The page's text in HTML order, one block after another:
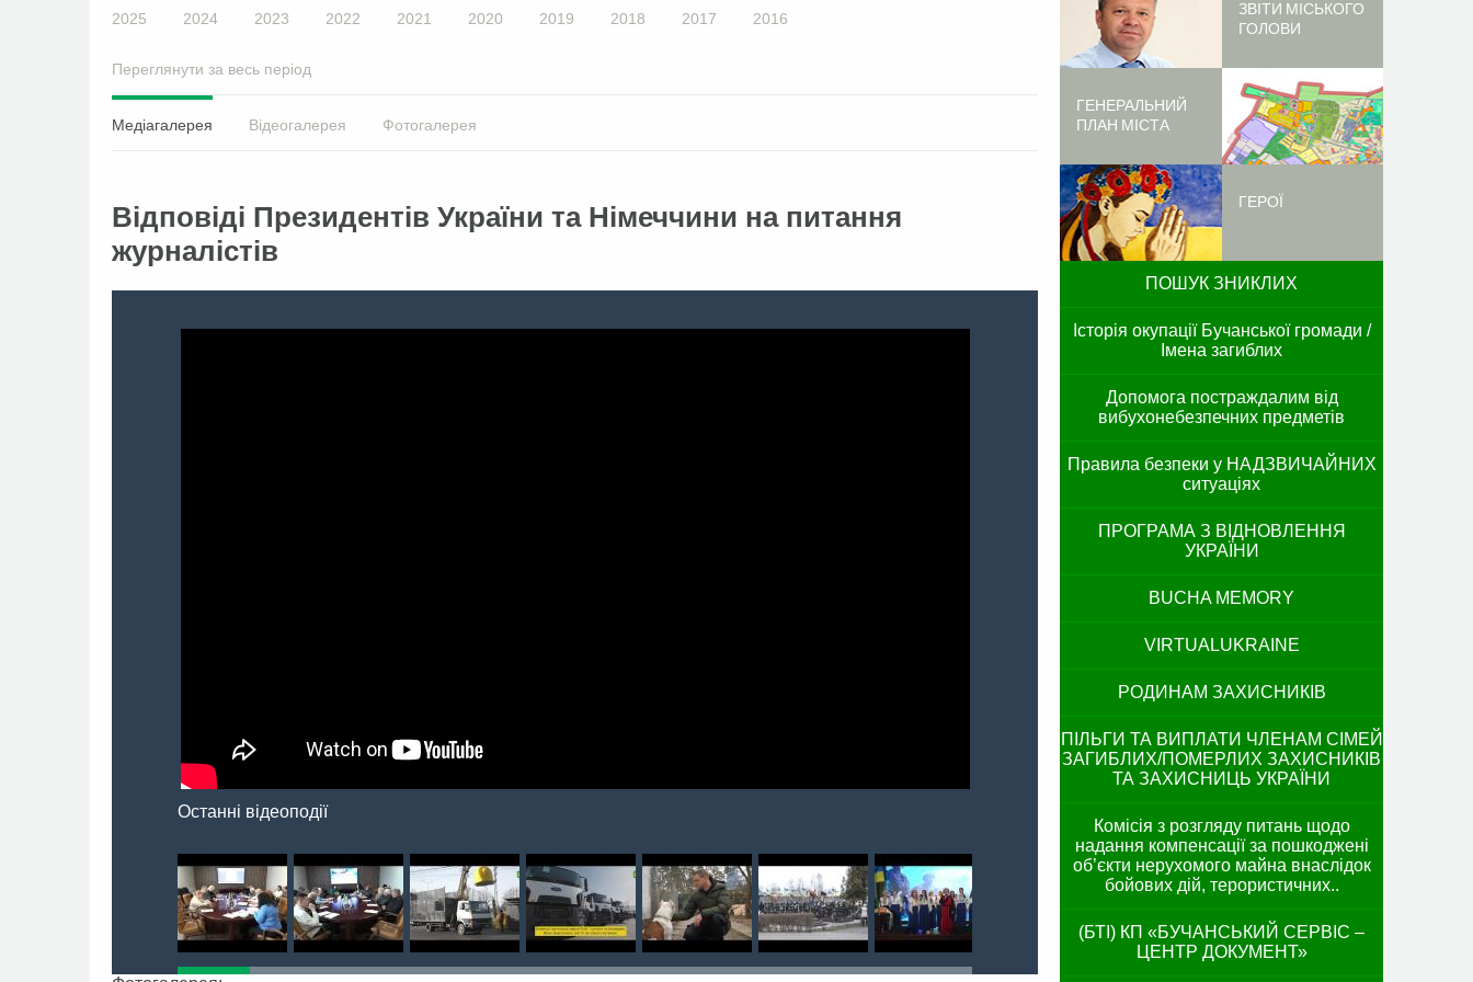
2025 2024 2023 2022 2021 2020 2019 2018 2017 2016
Переглянути за весь період
Медіагалерея Відеогалерея Фотогалерея
Відповіді Президентів України та Німеччини на питання
журналістів
Останні відеоподії
ЗВІТИ МІСЬКОГО
ГОЛОВИ
ГЕНЕРАЛЬНИЙ
ПЛАН МІСТА
ГЕРОЇ
ПОШУК ЗНИКЛИХ
Історія окупації Бучанської громади /
Імена загиблих
Допомога постраждалим від
вибухонебезпечних предметів
Правила безпеки у НАДЗВИЧАЙНИХ
ситуаціях
ПРОГРАМА З ВІДНОВЛЕННЯ
УКРАЇНИ
BUCHA MEMORY
VIRTUALUKRAINE
РОДИНАМ ЗАХИСНИКІВ
ПІЛЬГИ ТА ВИПЛАТИ ЧЛЕНАМ СІМЕЙ
ЗАГИБЛИХ/ПОМЕРЛИХ ЗАХИСНИКІВ
ТА ЗАХИСНИЦЬ УКРАЇНИ
Комісія з розгляду питань щодо
надання компенсації за пошкоджені
об’єкти нерухомого майна внаслідок
бойових дій, терористичних..
(БТІ) КП «БУЧАНСЬКИЙ СЕРВІС –
ЦЕНТР ДОКУМЕНТ»